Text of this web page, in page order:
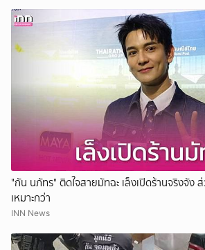
"กัน นภัทร" ติดใจสายมัทฉะ เล็งเปิดร้านจริงจัง
เหมาะกว่า
INN News